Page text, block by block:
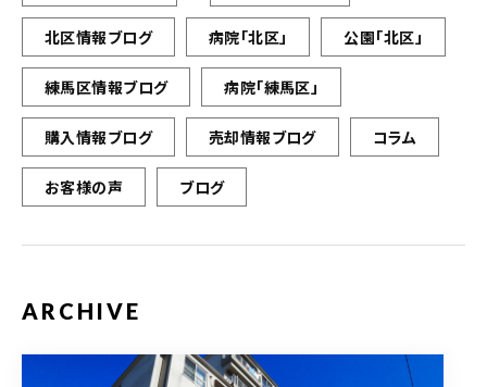
北区情報ブログ 病院「北区」 公園「北区」
練馬区情報ブログ 病院「練馬区」
購入情報ブログ 売却情報ブログ コラム
お客様の声 ブログ
ARCHIVE